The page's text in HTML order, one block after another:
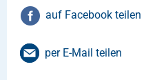
auf Facebook teilen
per E-Mail teilen